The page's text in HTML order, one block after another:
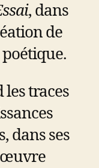
, dans
de
les traces
dans ses
œuvre